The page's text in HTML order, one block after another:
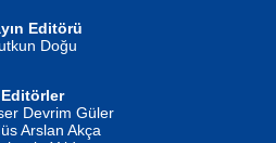
Demektir
Editörü
Doğu
Editörler
Devrim Güler
Arslan Akça